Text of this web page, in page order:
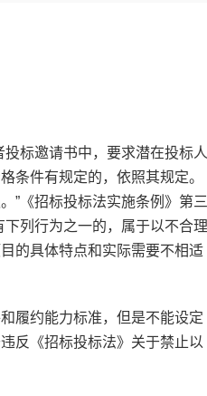
标邀请书中，要求潜在投标人
条件有规定的，依照其规定。
”《招标投标法实施条例》第三
列行为之一的，属于以不合理
的具体特点和实际需要不相适
履约能力标准，但是不能设定
反《招标投标法》关于禁止以